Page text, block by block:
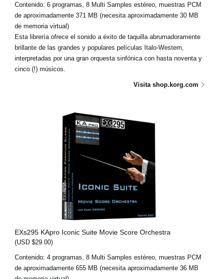
Contenido: 6 programas, 8 Multi Samples estéreo, muestras PCM
de aproximadamente 371 MB (necesita aproximadamente 30 MB
de memoria virtual)
Esta librería ofrece el sonido a éxito de taquilla abrumadoramente
brillante de las grandes y populares películas Italo-Western,
interpretadas por una gran orquesta sinfónica con hasta noventa y
cinco (!) músicos.
Visita shop.korg.com
EXs295 KApro Iconic Suite Movie Score Orchestra
(USD $29.00)
Contenido: 4 programas, 8 Multi Samples estéreo, muestras PCM
de aproximadamente 655 MB (necesita aproximadamente 36 MB